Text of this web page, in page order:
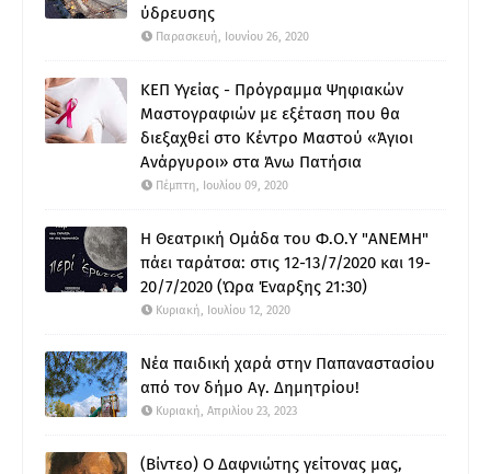
ύδρευσης
Παρασκευή, Ιουνίου 26, 2020
ΚΕΠ Υγείας - Πρόγραμμα Ψηφιακών
Μαστογραφιών με εξέταση που θα
διεξαχθεί στο Κέντρο Μαστού «Άγιοι
Ανάργυροι» στα Άνω Πατήσια
Πέμπτη, Ιουλίου 09, 2020
Η Θεατρική Ομάδα του Φ.Ο.Υ "ΑΝΕΜΗ"
πάει ταράτσα: στις 12-13/7/2020 και 19-
20/7/2020 (Ώρα Έναρξης 21:30)
Κυριακή, Ιουλίου 12, 2020
Νέα παιδική χαρά στην Παπαναστασίου
από τον δήμο Αγ. Δημητρίου!
Κυριακή, Απριλίου 23, 2023
(Βίντεο) Ο Δαφνιώτης γείτονας μας,